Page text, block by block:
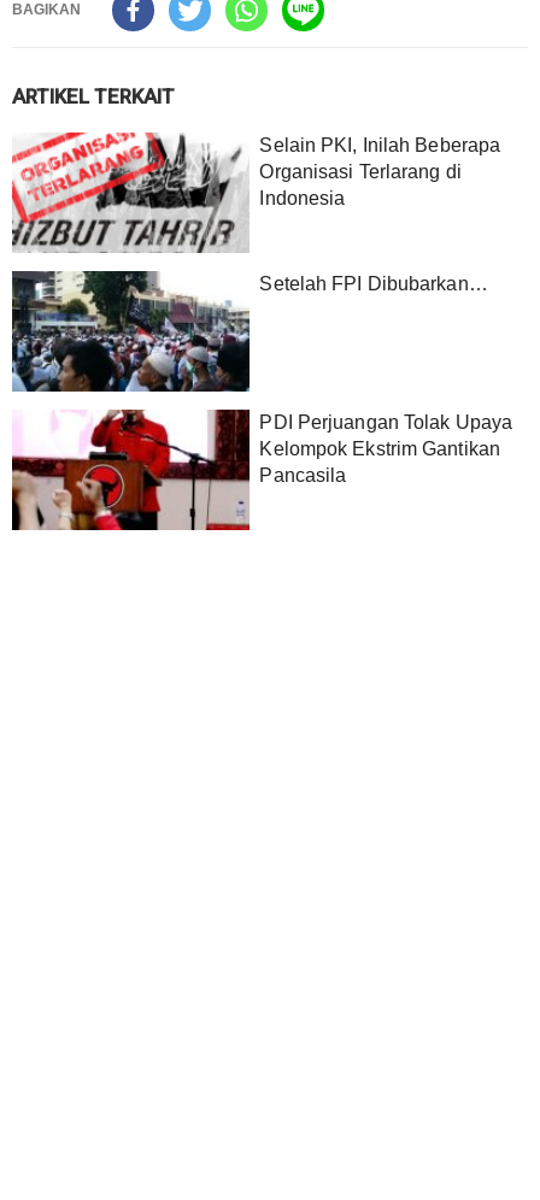
BAGIKAN
ARTIKEL TERKAIT
Selain PKI, Inilah Beberapa
Organisasi Terlarang di
Indonesia
Setelah FPI Dibubarkan…
PDI Perjuangan Tolak Upaya
Kelompok Ekstrim Gantikan
Pancasila